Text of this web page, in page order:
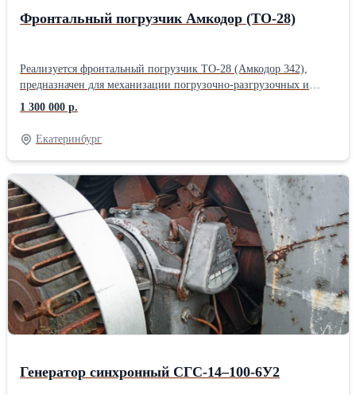
Фронтальный погрузчик Амкодор (ТО-28)
Реализуется фронтальный погрузчик ТО-28 (Амкодор 342),
предназначен для механизации погрузочно-разгрузочных и
строительных работ, монтажных и такелажных операций в
промышленном, гражданском и дорожном строительстве.
Грузоподъёмность 4000 кг. Вместимость ковша 2,3 м3. Ширина
режущей кромки 2550 мм. Высота разгрузки 3070 мм. Двигатель
дизельный А-01 ( 135 л.с.), кап. ремонт сделан. Трансмиссия
гидромеханическая (кап.ремонт в мае 2025 года). Цилиндры
стрелы новые, втулки и пальцы в стреле новые. АКБ новые. Кап.
ремонт гидравлического насоса-июнь 2025 года. Колодки и
барабан тормозной на переднем мосту справа новые. Фильтра
новые. Зап.части есть. Конструктивная масса 12950 кг.
Габаритные размеры: ДхШхВ-7520х2500х3350 мм. В габарите.
Предприятие-изготовитель завод "Ударник". Год выпуска 2000.
Хор/раб/сост.
1 300 000 р.
Екатеринбург
Генератор синхронный СГС-14–100-6У2